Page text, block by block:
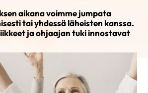
aikana voimme jumpata
tai yhdessä läheisten kanssa.
ja ohjaajan tuki innostavat